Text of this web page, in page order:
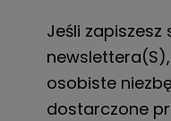
Jeśli zapiszesz
newslettera(S)
osobiste
dostarczone